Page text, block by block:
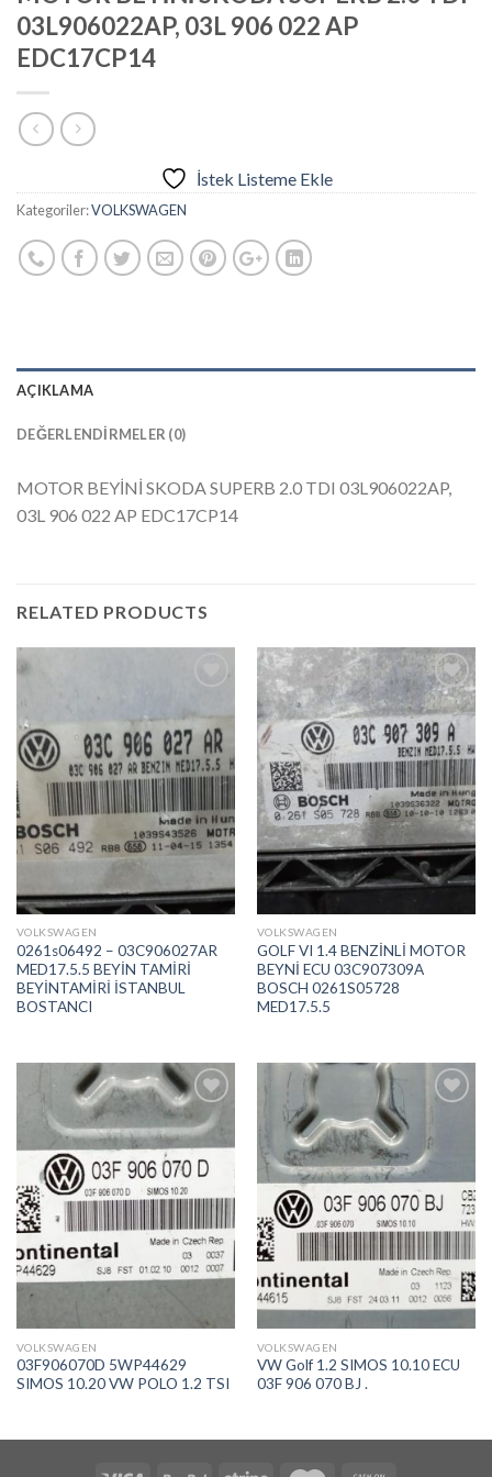
03L906022AP, 03L 906 022 AP
EDC17CP14
İstek Listeme Ekle
Kategoriler:VOLKSWAGEN
AÇIKLAMA
DEĞERLENDIRMELER (0)
MOTOR BEYİNİ SKODA SUPERB 2.0 TDI 03L906022AP,
03L 906 022 AP EDC17CP14
RELATED PRODUCTS
İstek
Listeme
Ekle
VOLKSWAGEN
0261s06492 – 03C906027AR
MED17.5.5 BEYİN TAMİRİ
BEYİNTAMİRİ İSTANBUL
BOSTANCI
İstek
Listeme
Ekle
VOLKSWAGEN
GOLF VI 1.4 BENZİNLİ MOTOR
BEYNİ ECU 03C907309A
BOSCH 0261S05728
MED17.5.5
Listeme
VOLKSWAGEN
03F906070D 5WP44629
SIMOS 10.20 VW POLO 1.2 TSI
Listeme
Ekle
VOLKSWAGEN
VW Golf 1.2 SIMOS 10.10 ECU
03F 906 070 BJ .